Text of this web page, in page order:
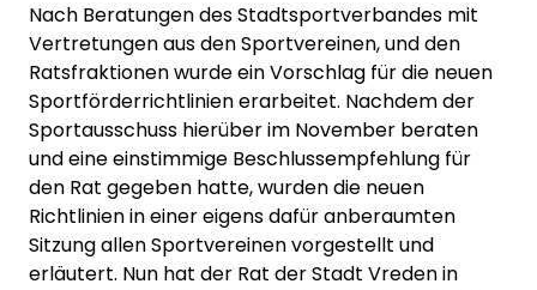
Nach Beratungen des Stadtsportverbandes mit
Vertretungen aus den Sportvereinen, und den
Ratsfraktionen wurde ein Vorschlag für die neuen
Sportförderrichtlinien erarbeitet. Nachdem der
Sportausschuss hierüber im November beraten
und eine einstimmige Beschlussempfehlung für
den Rat gegeben hatte, wurden die neuen
Richtlinien in einer eigens dafür anberaumten
Sitzung allen Sportvereinen vorgestellt und
erläutert. Nun hat der Rat der Stadt Vreden in